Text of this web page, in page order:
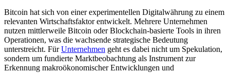
Bitcoin hat sich von einer experimentellen Digitalwährung zu einem
relevanten Wirtschaftsfaktor entwickelt. Mehrere Unternehmen
nutzen mittlerweile Bitcoin oder Blockchain-basierte Tools in ihren
Operationen, was die wachsende strategische Bedeutung
unterstreicht. FürUnternehmen geht es dabei nicht um Spekulation,
sondern um fundierte Marktbeobachtung als Instrument zur
Erkennung makroökonomischer Entwicklungen und